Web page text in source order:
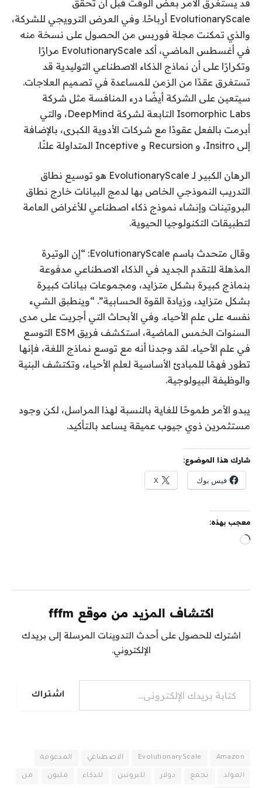
قد يستغرق الأمر بعض الوقت قبل أن تحقق
EvolutionaryScale أرباحًا. وفي العرض الترويجي للشركة،
والذي تمكنت مجلة فوربس من الحصول على نسخة منه
في أغسطس الماضي، أكد EvolutionaryScale مرارًا
وتكرارًا على أن نماذج الذكاء الاصطناعي التوليدية قد
تستغرق عقدًا من الزمن للمساعدة في تصميم العلاجات.
سيتعين على الشركة أيضًا درء المنافسة مثل شركة
Isomorphic Labs التابعة لشركة DeepMind، والتي
أبرمت بالفعل عقودًا مع شركات الأدوية الكبرى، بالإضافة
إلى Insitro، و Recursion و Inceptive المتداولة علنًا.
الرهان الكبير لـ EvolutionaryScale هو توسيع نطاق
التدريب النموذجي الخاص بها لدمج البيانات خارج نطاق
البروتينات وإنشاء نموذج ذكاء اصطناعي للأغراض العامة
لتطبيقات التكنولوجيا الحيوية.
وقال متحدث باسم EvolutionaryScale: “إن الوتيرة
المذهلة للتقدم الجديد في الذكاء الاصطناعي مدفوعة
بنماذج كبيرة بشكل متزايد، ومجموعات بيانات كبيرة
بشكل متزايد، وزيادة القوة الحسابية”. “وينطبق الشيء
نفسه على علم الأحياء. وفي الأبحاث التي أجريت على مدى
السنوات الخمس الماضية، استكشف فريق ESM التوسع
في علم الأحياء. لقد وجدنا أنه مع توسع نماذج اللغة، فإنها
تطور فهمًا للمبادئ الأساسية لعلم الأحياء، وتكتشف البنية
والوظيفة البيولوجية.
يبدو الأمر طموحًا للغاية بالنسبة لهذا المراسل، لكن وجود
مستثمرين ذوي جيوب عميقة يساعد بالتأكيد.
شارك هذا الموضوع:
فيس بوك X
معجب بهذه:
جاري
اكتشاف المزيد من موقع fffm
اشترك للحصول على أحدث التدوينات المرسلة إلى بريدك
الإلكتروني.
كتابة بريدك الإلكتروني...
اشتراك
Amazon
EvolutionaryScale الاصطناعي المدعومة
المولد تجمع دولار للبروتين للذكاء مليون من